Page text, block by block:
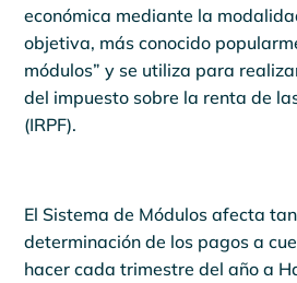
económica mediante la
objetiva, más conocido
módulos” y se utiliza para
del impuesto sobre la renta de
(IRPF).
El Sistema de Módulos afecta
determinación de los pagos a
hacer cada trimestre del año a